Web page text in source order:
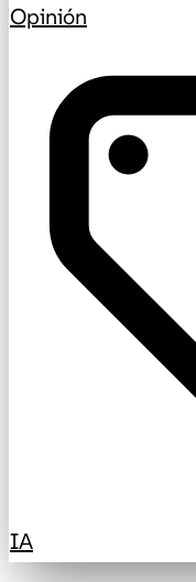
Opinión
IA